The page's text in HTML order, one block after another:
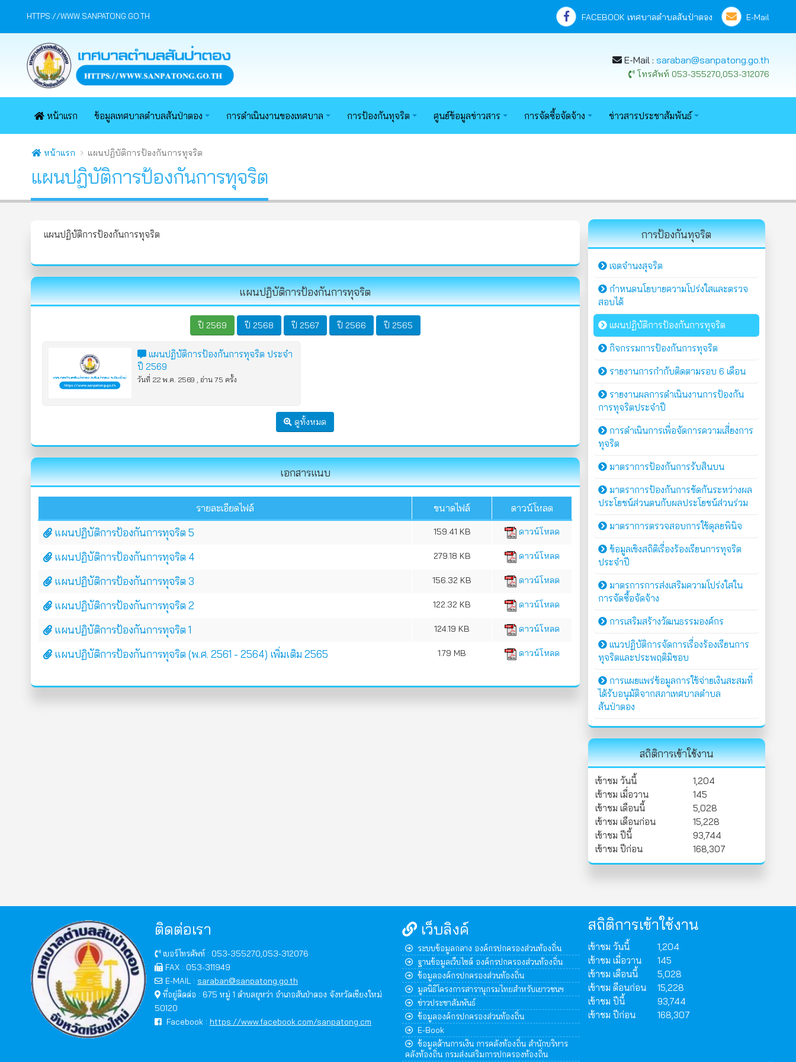
HTTPS://WWW.SANPATONG.GO.TH FACEBOOK เทศบาลตำบลสันป่าตอง E-Mail
E-Mail : saraban@sanpatong.go.th
โทรศัพท์ 053-355270,053-312076
หน้าแรก ข้อมูลเทศบาลตำบลสันป่าตอง การดำเนินงานของเทศบาล การป้องกันทุจริต ศูนย์ข้อมูลข่าวสาร การจัดซื้อจัดจ้าง ข่าวสารประชาสัมพันธ์
หน้าแรก แผนปฏิบัติการป้องกันการทุจริต
แผนปฏิบัติการป้องกันการทุจริต
แผนปฏิบัติการป้องกันการทุจริต
แผนปฏิบัติการป้องกันการทุจริต
ปี 2569 ปี 2568 ปี 2567 ปี 2566 ปี 2565
แผนปฏิบัติการป้องกันการทุจริต ประจำ
ปี 2569
วันที่ 22 พ.ค. 2569 , อ่าน 75 ครั้ง
ดูทั้งหมด
เอกสารแนบ
รายละเอียดไฟล์ ขนาดไฟล์ ดาวน์โหลด
แผนปฏิบัติการป้องกันการทุจริต 5 159.41 KB ดาวน์โหลด
แผนปฏิบัติการป้องกันการทุจริต 4 279.18 KB ดาวน์โหลด
แผนปฏิบัติการป้องกันการทุจริต 3 156.32 KB ดาวน์โหลด
แผนปฏิบัติการป้องกันการทุจริต 2 122.32 KB ดาวน์โหลด
แผนปฏิบัติการป้องกันการทุจริต 1 124.19 KB ดาวน์โหลด
แผนปฏิบัติการป้องกันการทุจริต (พ.ศ. 2561 - 2564) เพิ่มเติม 2565 1.79 MB ดาวน์โหลด
การป้องกันทุจริต
เจตจำนงสุจริต
กำหนดนโยบายความโปร่งใสและตรวจ
สอบได้
แผนปฏิบัติการป้องกันการทุจริต
กิจกรรมการป้องกันการทุจริต
รายงานการกำกับติดตามรอบ 6 เดือน
รายงานผลการดำเนินงานการป้องกัน
การทุจริตประจำปี
การดำเนินการเพื่อจัดการความเสี่ยงการ
ทุจริต
มาตราการป้องกันการรับสินบน
มาตราการป้องกันการขัดกันระหว่างผล
ประโยชน์ส่วนตนกับผลประโยชน์ส่วนร่วม
มาตราการตรวจสอบการใช้ดุลยพินิจ
ข้อมูลเชิงสถิติเรื่องร้องเรียนการทุจริต
ประจำปี
มาตรการการส่งเสริมความโปร่งใสใน
การจัดซื้อจัดจ้าง
การเสริมสร้างวัฒนธรรมองค์กร
แนวปฏิบัติการจัดการเรื่องร้องเรียนการ
ทุจริตและประพฤติมิชอบ
การแผยแพร่ข้อมูลการใช้จ่ายเงินสะสมที่
ได้รับอนุมัติจากสภาเทศบาลตำบล
สันป่าตอง
สถิติการเข้าใช้งาน
เข้าชม วันนี้
1,204
เข้าชม เมื่อวาน
145
เข้าชม เดือนนี้
5,028
เข้าชม เดือนก่อน
15,228
เข้าชม ปีนี้
93,744
เข้าชม ปีก่อน
168,307
ติดต่อเรา
เบอร์โทรศัพท์ : 053-355270,053-312076
FAX : 053-311949
E-MAIL : saraban@sanpatong.go.th
ที่อยู่ติดต่อ : 675 หมู่ 1 ตำบลยุหว่า อำเภอสันป่าตอง จังหวัดเชียงใหม่
50120
Facebook : https://www.facebook.com/sanpatong.cm
เว็บลิงค์
ระบบข้อมูลกลาง องค์กรปกครองส่วนท้องถิ่น
ฐานข้อมูลเว็บไซต์ องค์กรปกครองส่วนท้องถิ่น
ข้อมูลองค์กรปกครองส่วนท้องถิ่น
มูลนิธิโครงการสารานุกรมไทยสำหรับเยาวชนฯ
ข่าวประชาสัมพันธ์
ข้อมูลองค์กรปกครองส่วนท้องถิ่น
E-Book
ข้อมูลด้านการเงิน การคลังท้องถิ่น สำนักบริหาร
คลังท้องถิ่น กรมส่งเสริมการปกครองท้องถิ่น
สถิติการเข้าใช้งาน
เข้าชม วันนี้
1,204
เข้าชม เมื่อวาน
145
เข้าชม เดือนนี้
5,028
เข้าชม ดือนก่อน
15,228
เข้าชม ปีนี้
93,744
เข้าชม ปีก่อน
168,307